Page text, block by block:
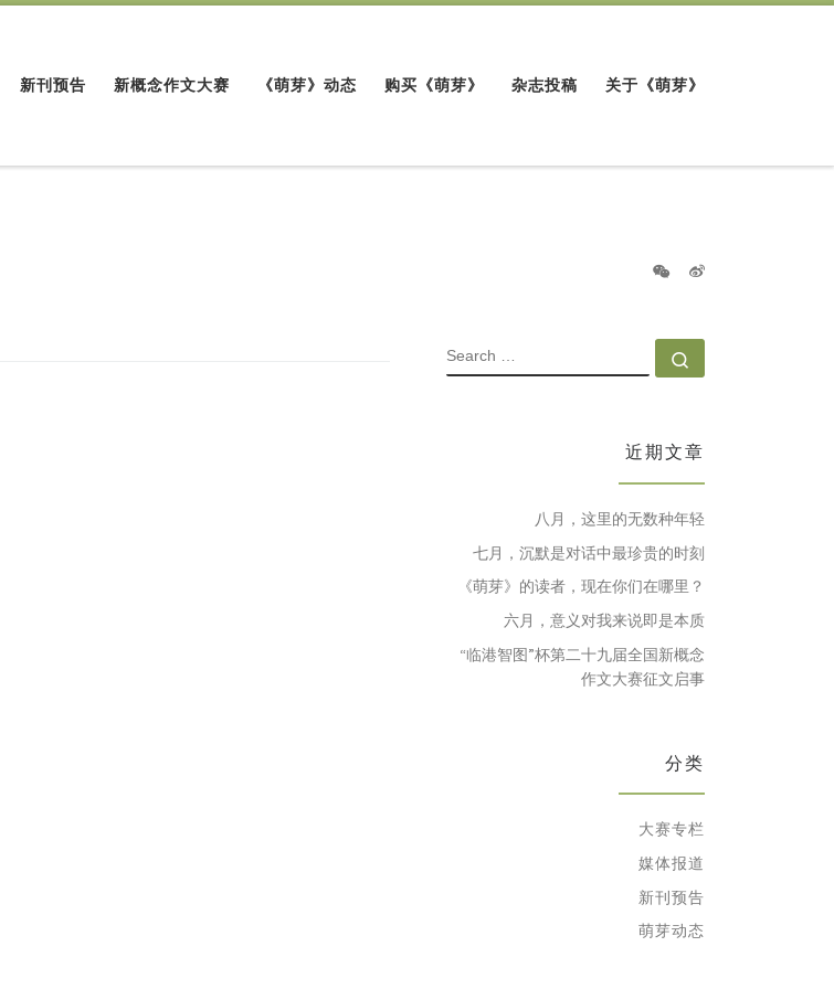
新刊预告 新概念作文大赛 《萌芽》动态 购买《萌芽》 杂志投稿 关于《萌芽》
SEARCH
近期文章
八月，这里的无数种年轻
七月，沉默是对话中最珍贵的时刻
《萌芽》的读者，现在你们在哪里？
六月，意义对我来说即是本质
“临港智图”杯第二十九届全国新概念
作文大赛征文启事
分类
大赛专栏
媒体报道
新刊预告
萌芽动态